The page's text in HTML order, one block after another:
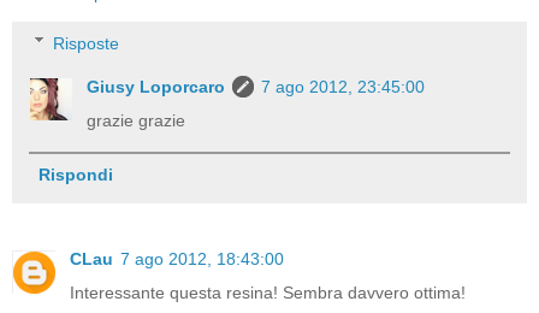
Risposte
Giusy Loporcaro
7 ago 2012, 23:45:00
grazie grazie
Rispondi
CLau 7 ago 2012, 18:43:00
Interessante questa resina! Sembra davvero ottima!